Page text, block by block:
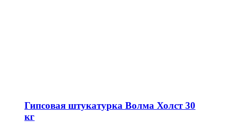
Гипсовая штукатурка Волма Холст 30
кг